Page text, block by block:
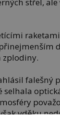
zplodiny.
falešný
selhala
vděku